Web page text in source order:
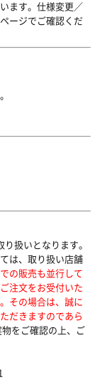
ます。仕様変更／
ージでご確認くだ
扱いとなります。
は、取り扱い店舗
の販売も並行して
注文をお受付いた
その場合は、誠に
だきますのであら
をご確認の上、ご